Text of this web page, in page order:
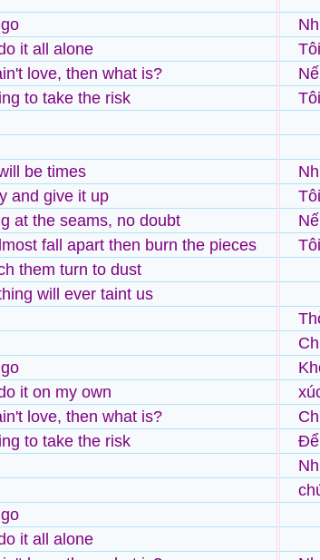
it all alone
love, then what is?
to take the risk
be times
and give it up
at the seams, no doubt
fall apart then burn the pieces
them turn to dust
will ever taint us
it on my own
love, then what is?
to take the risk
it all alone
Để